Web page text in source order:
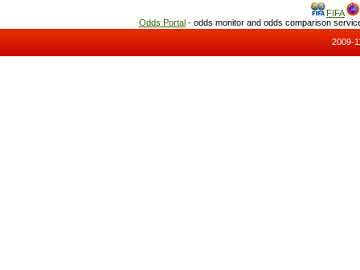
FIFA
Odds Portal- odds monitor and odds comparison
2009-